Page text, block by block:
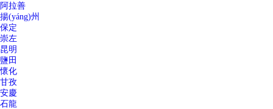
阿拉善
揚(yáng)州
保定
崇左
昆明
鹽田
懷化
甘孜
安慶
石龍